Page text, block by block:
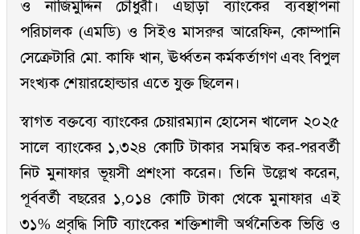
ও নাজিমুদ্দিন চৌধুরী। এছাড়া ব্যাংকের ব্যবস্থাপনা
পরিচালক (এমডি) ও সিইও মাসরুর আরেফিন, কোম্পানি
সেক্রেটারি মো. কাফি খান, ঊর্ধ্বতন কর্মকর্তাগণ এবং বিপুল
সংখ্যক শেয়ারহোল্ডার এতে যুক্ত ছিলেন।
স্বাগত বক্তব্যে ব্যাংকের চেয়ারম্যান হোসেন খালেদ ২০২৫
সালে ব্যাংকের ১,৩২৪ কোটি টাকার সমন্বিত কর-পরবর্তী
নিট মুনাফার ভূয়সী প্রশংসা করেন। তিনি উল্লেখ করেন,
পূর্ববর্তী বছরের ১,০১৪ কোটি টাকা থেকে মুনাফার এই
৩১% প্রবৃদ্ধি সিটি ব্যাংকের শক্তিশালী অর্থনৈতিক ভিত্তি ও